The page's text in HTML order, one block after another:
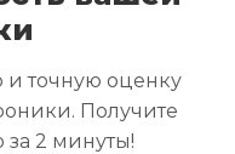
точную оценку
Получите
за 2 минуты!